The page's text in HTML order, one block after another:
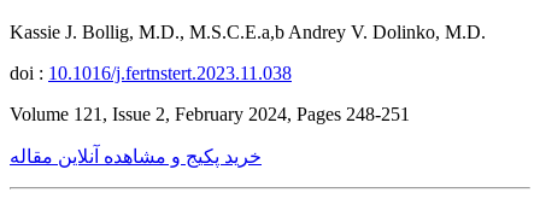
Kassie J. Bollig, M.D., M.S.C.E.a,b Andrey V. Dolinko, M.D.
doi : 10.1016/j.fertnstert.2023.11.038
Volume 121, Issue 2, February 2024, Pages 248-251
خرید پکیج و مشاهده آنلاین مقاله